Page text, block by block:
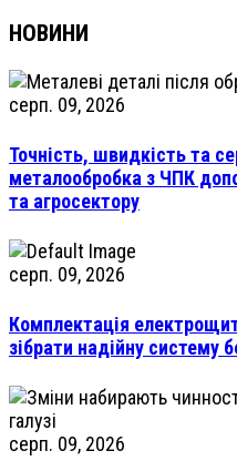
НОВИНИ
серп. 09, 2026
Точність, швидкість та
металообробка з ЧПК
та агросектору
серп. 09, 2026
Комплектація
зібрати надійну систему
серп. 09, 2026